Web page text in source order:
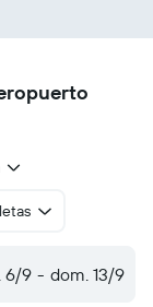
6/9 - dom. 13/9